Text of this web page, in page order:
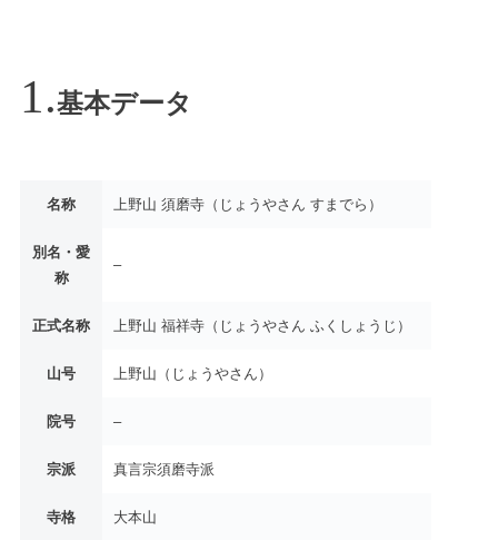
基本データ
名称 上野山 須磨寺（じょうやさん すまでら）
別名・愛
称
–
正式名称 上野山 福祥寺（じょうやさん ふくしょうじ）
山号 上野山（じょうやさん）
院号 –
宗派 真言宗須磨寺派
寺格 大本山